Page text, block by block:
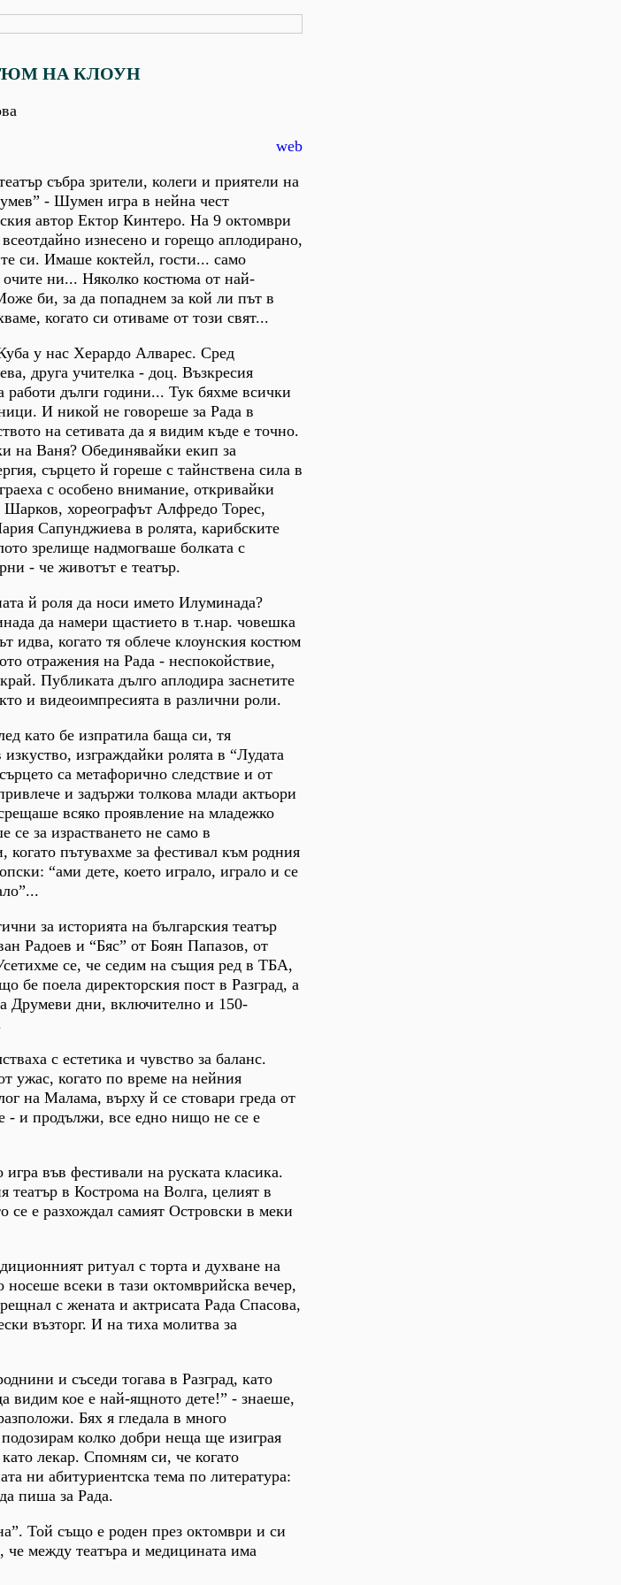
НА КЛОУН
web
събра зрители, колеги и приятели на
- Шумен игра в нейна чест
автор Ектор Кинтеро. На 9 октомври
изнесено и горещо аплодирано,
си. Имаше коктейл, гости... само
ни... Няколко костюма от най-
би, за да попаднем за кой ли път в
когато си отиваме от този свят...
у нас Херардо Алварес. Сред
друга учителка - доц. Възкресия
дълги години... Тук бяхме всички
И никой не говореше за Рада в
на сетивата да я видим къде е точно.
на Ваня? Обединявайки екип за
сърцето й гореше с тайнствена сила в
с особено внимание, откривайки
Шарков, хореографът Алфредо Торес,
Сапунджиева в ролята, карибските
зрелище надмогваше болката с
- че животът е театър.
й роля да носи името Илуминада?
да намери щастието в т.нар. човешка
идва, когато тя облече клоунския костюм
отражения на Рада - неспокойствие,
Публиката дълго аплодира заснетите
и видеоимпресията в различни роли.
като бе изпратила баща си, тя
изграждайки ролята в “Лудата
са метафорично следствие и от
и задържи толкова млади актьори
всяко проявление на младежко
за израстването не само в
пътувахме за фестивал към родния
“ами дете, което играло, играло и се
за историята на българския театър
Радоев и “Бяс” от Боян Папазов, от
се, че седим на същия ред в ТБА,
бе поела директорския пост в Разград, а
Друмеви дни, включително и 150-
с естетика и чувство за баланс.
ужас, когато по време на нейния
на Малама, върху й се стовари греда от
- и продължи, все едно нищо не се е
във фестивали на руската класика.
театър в Кострома на Волга, целият в
се е разхождал самият Островски в меки
ритуал с торта и духване на
всеки в тази октомврийска вечер,
с жената и актрисата Рада Спасова,
възторг. И на тиха молитва за
и съседи тогава в Разград, като
видим кое е най-ящното дете!” - знаеше,
Бях я гледала в много
колко добри неща ще изиграя
лекар. Спомням си, че когато
ни абитуриентска тема по литература:
пиша за Рада.
Той също е роден през октомври и си
че между театъра и медицината има